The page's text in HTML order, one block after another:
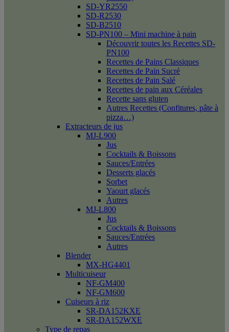
SD-YR2550
SD-R2530
SD-B2510
SD-PN100 – Mini machine à pain
Découvrir toutes les Recettes SD-
PN100
Recettes de Pains Classiques
Recettes de Pain Sucré
Recettes de Pain Salé
Recettes de pain aux Céréales
Recette sans gluten
Autres Recettes (Confitures, pâte à
pizza…)
Extracteurs de jus
MJ-L900
Jus
Cocktails & Boissons
Sauces/Entrées
Desserts glacés
Sorbet
Yaourt glacés
Autres
MJ-L800
Jus
Cocktails & Boissons
Sauces/Entrées
Autres
Blender
MX-HG4401
Multicuiseur
NF-GM400
NF-GM600
Cuiseurs à riz
SR-DA152KXE
SR-DA152WXE
Type de repas